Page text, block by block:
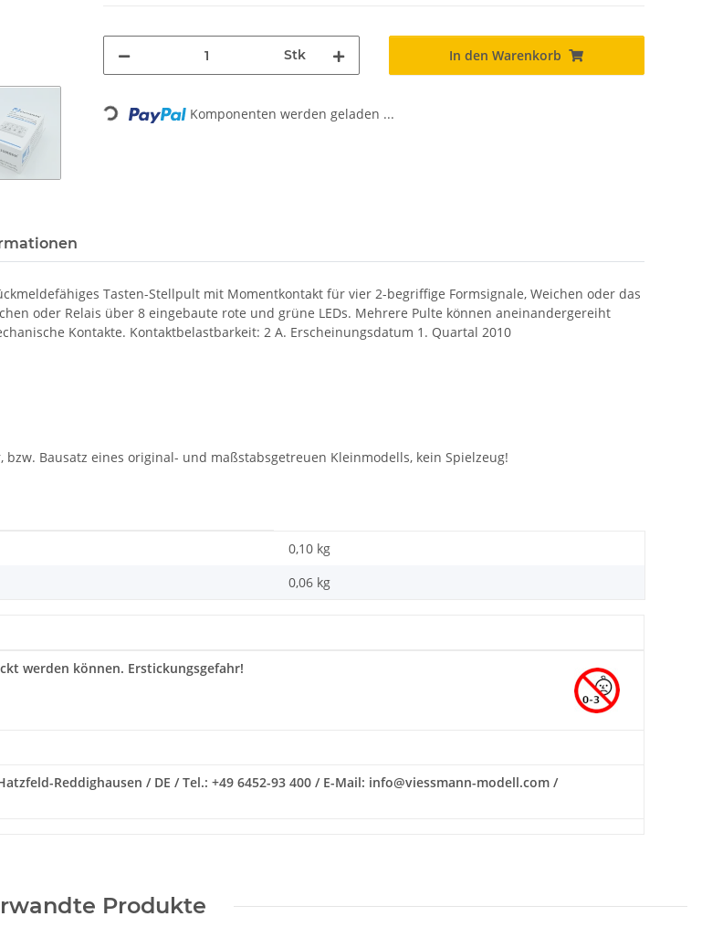
Stk In den Warenkorb
Loading... Komponenten werden geladen ...
Tasten-Stellpult mit Momentkontakt für vier 2-begriffige Formsignale, Weichen oder das
oder Relais über 8 eingebaute rote und grüne LEDs. Mehrere Pulte können aneinandergereiht
Kontakte. Kontaktbelastbarkeit: 2 A. Erscheinungsdatum 1. Quartal 2010
Bausatz eines original- und maßstabsgetreuen Kleinmodells, kein Spielzeug!
0,10 kg
0,06 kg
werden können. Erstickungsgefahr!
Reddighausen / DE / Tel.: +49 6452-93 400 / E-Mail: info@viessmann-modell.com /
Produkte